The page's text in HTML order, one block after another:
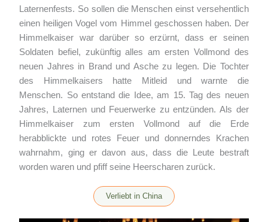
Laternenfests. So sollen die Menschen einst versehentlich
einen heiligen Vogel vom Himmel geschossen haben. Der
Himmelkaiser war darüber so erzürnt, dass er seinen
Soldaten befiel, zukünftig alles am ersten Vollmond des
neuen Jahres in Brand und Asche zu legen. Die Tochter
des Himmelkaisers hatte Mitleid und warnte die
Menschen. So entstand die Idee, am 15. Tag des neuen
Jahres, Laternen und Feuerwerke zu entzünden. Als der
Himmelkaiser zum ersten Vollmond auf die Erde
herabblickte und rotes Feuer und donnerndes Krachen
wahrnahm, ging er davon aus, dass die Leute bestraft
worden waren und pfiff seine Heerscharen zurück.
Verliebt in China